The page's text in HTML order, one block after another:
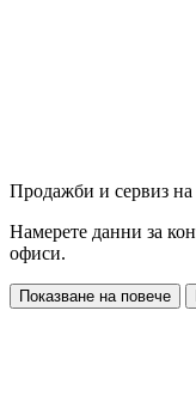
Продажби и сервиз на
Намерете данни за
офиси.
Показване на повече